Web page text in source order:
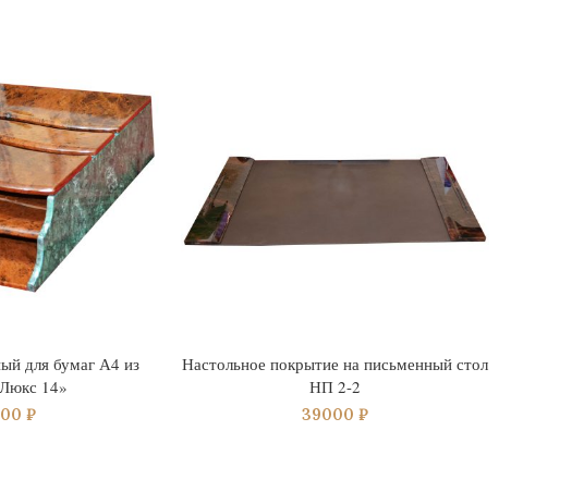
для бумаг А4 из
14»
₽
Настольное покрытие на письменный стол
НП 2-2
39000 ₽